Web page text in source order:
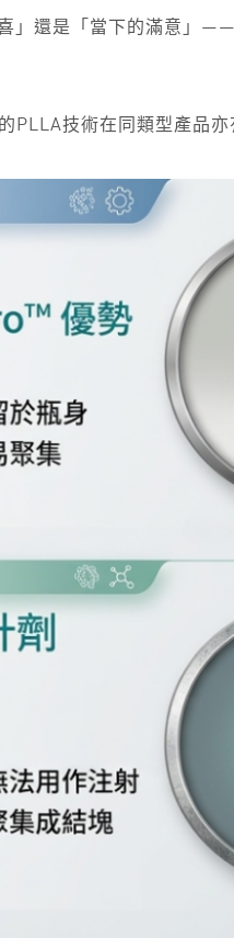
」還是「當下的滿意」
PLLA技術在同類型產品